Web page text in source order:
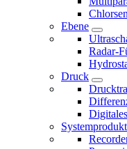
Ebene
Radar-
Druck